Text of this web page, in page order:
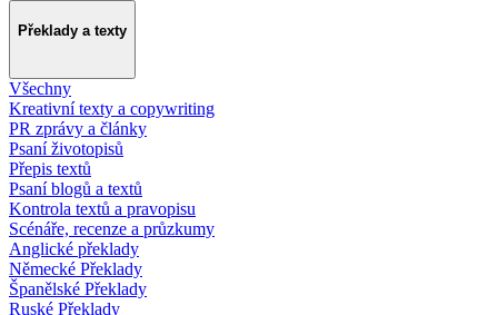
Překlady a texty
Všechny
Kreativní texty a copywriting
PR zprávy a články
Psaní životopisů
Přepis textů
Psaní blogů a textů
Kontrola textů a pravopisu
Scénáře, recenze a průzkumy
Anglické překlady
Německé Překlady
Španělské Překlady
Ruské Překlady